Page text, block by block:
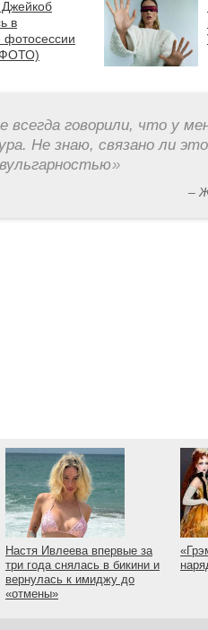
в
фотосессии
ФОТО)
всегда говорили, что у
Не знаю, связано ли
»
–
Настя Ивлеева впервые за
три года снялась в бикини и
вернулась к имиджу до
«отмены»